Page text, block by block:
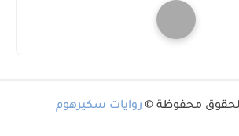
محفوظة © روايات سكيرهوم